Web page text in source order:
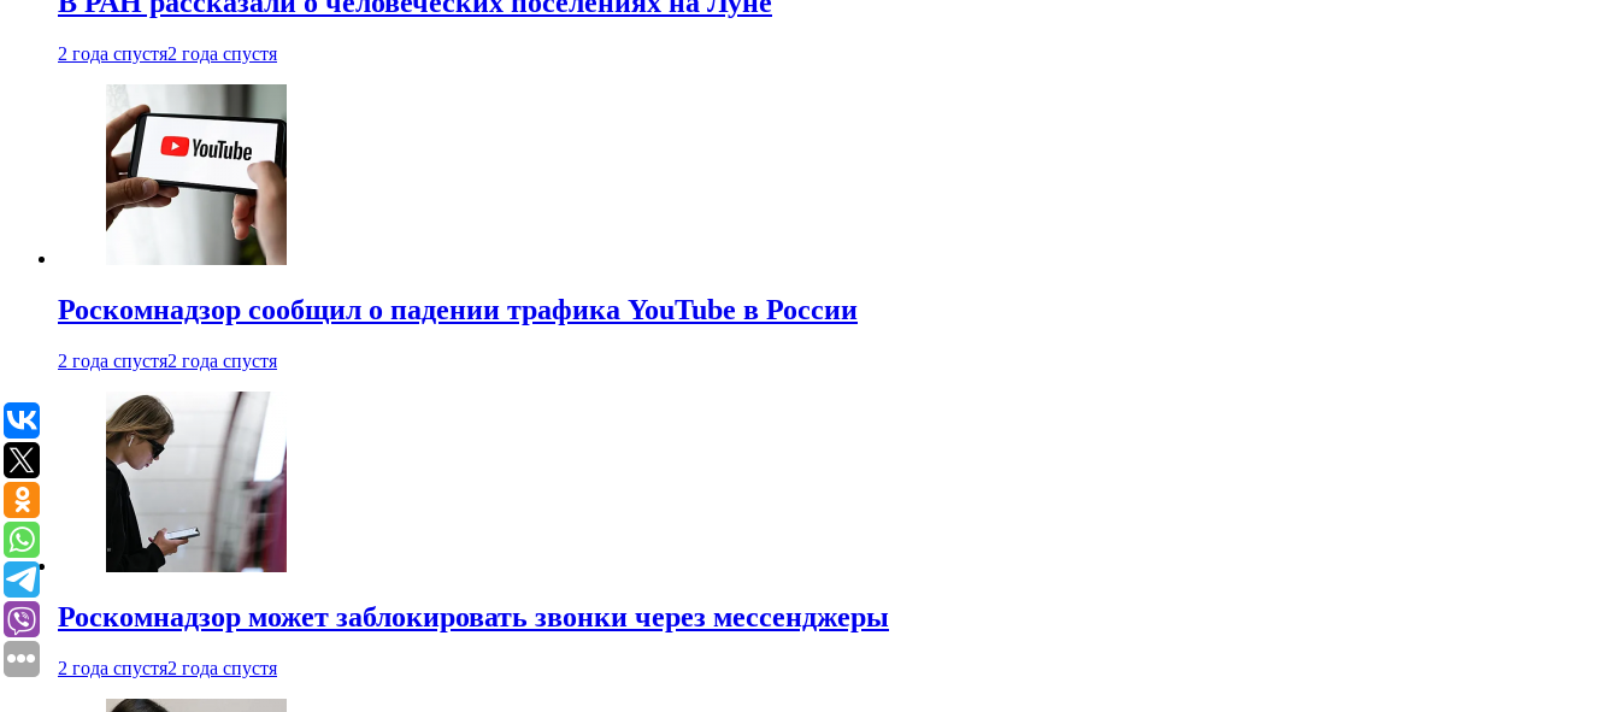
2 года спустя2 года спустя
Роскомнадзор сообщил о падении трафика YouTube в России
2 года спустя2 года спустя
Роскомнадзор может заблокировать звонки через мессенджеры
2 года спустя2 года спустя